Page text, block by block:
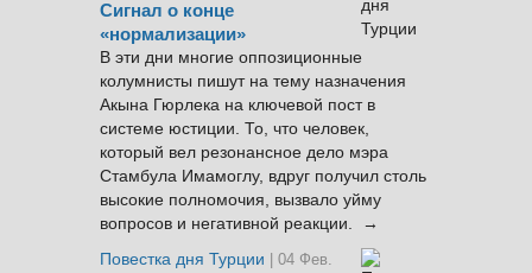
Сигнал о конце
«нормализации»
В эти дни многие оппозиционные
колумнисты пишут на тему назначения
Акына Гюрлека на ключевой пост в
системе юстиции. То, что человек,
который вел резонансное дело мэра
Стамбула Имамоглу, вдруг получил столь
высокие полномочия, вызвало уйму
вопросов и негативной реакции. →
Повестка дня Турции
| 04 Фев.